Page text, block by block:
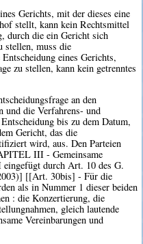
Gerichts, mit der dieses eine
stellt, kann kein Rechtsmittel
durch die ein Gericht sich
stellen, muss die
eines Gerichts,
zu stellen, kann kein getrenntes
an den
und die Verfahrens- und
bis zu dem Datum,
Gericht, das die
wird, aus. Den Parteien
III - Gemeinsame
durch Art. 10 des G.
[[Art. 30bis] - Für die
als in Nummer 1 dieser beiden
: die Konzertierung, die
gleich lautende
Vereinbarungen und